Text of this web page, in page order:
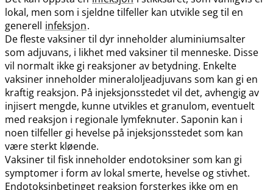
lokal, men som i sjeldne tilfeller kan utvikle seg til en
generell infeksjon.
De fleste vaksiner til dyr inneholder aluminiumsalter
som adjuvans, i likhet med vaksiner til menneske. Disse
vil normalt ikke gi reaksjoner av betydning. Enkelte
vaksiner inneholder mineraloljeadjuvans som kan gi en
kraftig reaksjon. På injeksjonsstedet vil det, avhengig av
injisert mengde, kunne utvikles et granulom, eventuelt
med reaksjon i regionale lymfeknuter. Saponin kan i
noen tilfeller gi hevelse på injeksjonsstedet som kan
være sterkt kløende.
Vaksiner til fisk inneholder endotoksiner som kan gi
symptomer i form av lokal smerte, hevelse og stivhet.
Endotoksinbetinget reaksjon forsterkes ikke om en